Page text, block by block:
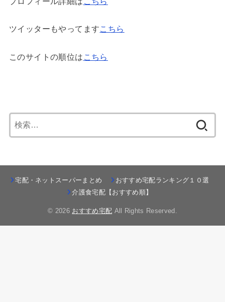
宅配・ネットスーパーまとめ
おすすめ宅配ランキング１０選
© 2026おすすめ宅配All Rights Reserved.